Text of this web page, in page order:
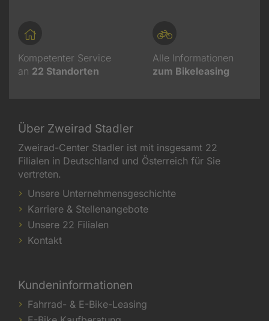
Kompetenter Service
an 22 Standorten
Alle Informationen
zum Bikeleasing
Über Zweirad Stadler
Zweirad-Center Stadler ist mit insgesamt 22
Filialen in Deutschland und Österreich für Sie
vertreten.
Unsere Unternehmensgeschichte
Karriere & Stellenangebote
Unsere 22 Filialen
Kontakt
Kundeninformationen
Fahrrad- & E-Bike-Leasing